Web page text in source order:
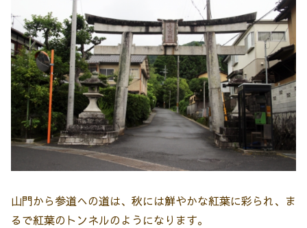
山門から参道への道は、秋には鮮やかな紅葉に彩られ、ま
るで紅葉のトンネルのようになります。